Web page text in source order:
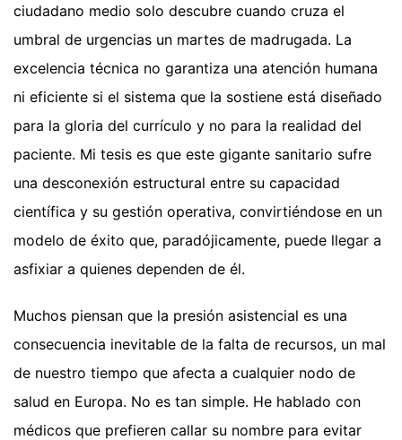
ciudadano medio solo descubre cuando cruza el
umbral de urgencias un martes de madrugada. La
excelencia técnica no garantiza una atención humana
ni eficiente si el sistema que la sostiene está diseñado
para la gloria del currículo y no para la realidad del
paciente. Mi tesis es que este gigante sanitario sufre
una desconexión estructural entre su capacidad
científica y su gestión operativa, convirtiéndose en un
modelo de éxito que, paradójicamente, puede llegar a
asfixiar a quienes dependen de él.
Muchos piensan que la presión asistencial es una
consecuencia inevitable de la falta de recursos, un mal
de nuestro tiempo que afecta a cualquier nodo de
salud en Europa. No es tan simple. He hablado con
médicos que prefieren callar su nombre para evitar